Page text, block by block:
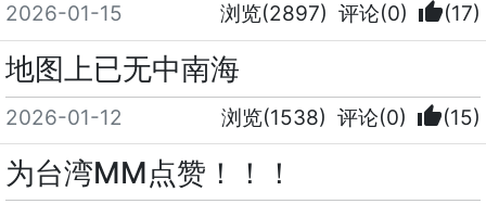
2026-01-15 浏览(2897) 评论(0) thumb_up(17)
地图上已无中南海
2026-01-12 浏览(1538) 评论(0) thumb_up(15)
为台湾MM点赞！！！